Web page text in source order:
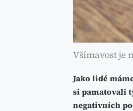
Všímavost je
Jako lidé
si pamatovali
negativních